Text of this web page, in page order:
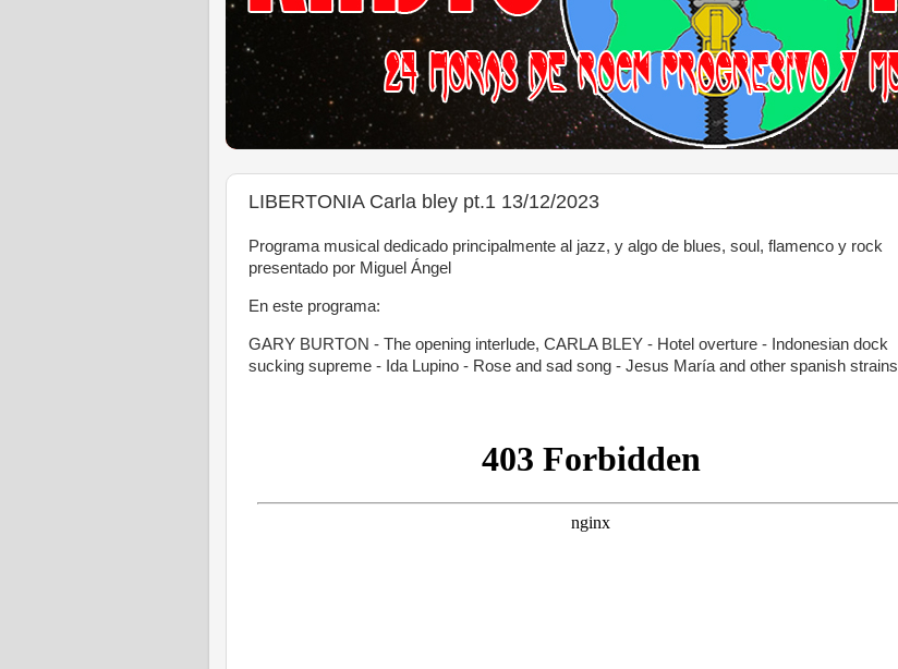
LIBERTONIA Carla bley pt.1 13/12/2023
Programa musical dedicado principalmente al jazz, y algo de blues, soul, flamenco y rock
presentado por Miguel Ángel
En este programa:
GARY BURTON - The opening interlude, CARLA BLEY - Hotel overture - Indonesian dock
sucking supreme - Ida Lupino - Rose and sad song - Jesus María and other spanish strains